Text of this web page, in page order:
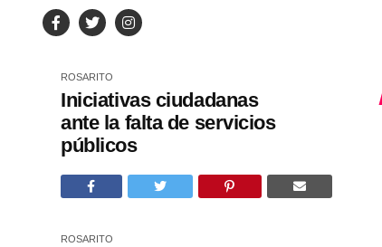
ROSARITO
Iniciativas ciudadanas
ante la falta de servicios
públicos
ROSARITO